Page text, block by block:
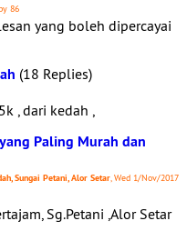
86
yang boleh dipercayai
(18 Replies)
, dari kedah ,
Paling Murah dan
Sungai Petani, Alor Setar, Wed 1/Nov/2017
Sg.Petani ,Alor Setar